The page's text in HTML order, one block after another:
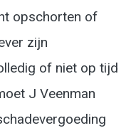
opschorten of
zijn
of niet op tijd
J Veenman